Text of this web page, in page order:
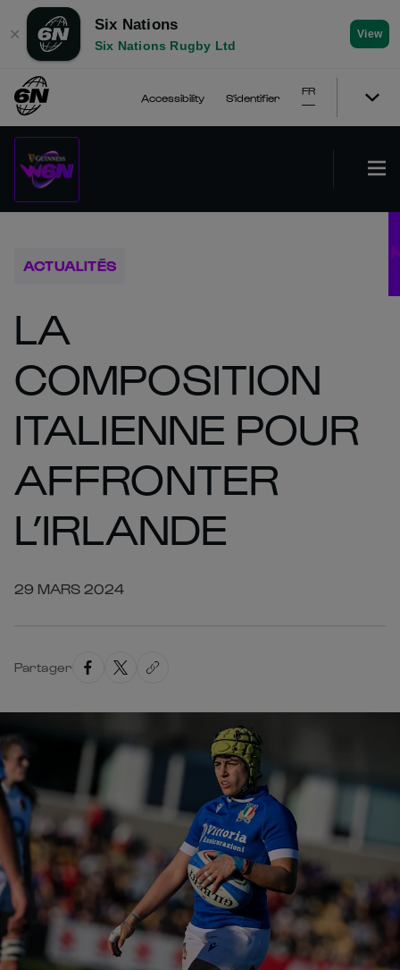
✕
Six Nations
Six Nations Rugby Ltd
View
Accessibility S'identifier
FR
ACTUALITÉS
LA
COMPOSITION
ITALIENNE POUR
AFFRONTER
L’IRLANDE
29 MARS 2024
Partager